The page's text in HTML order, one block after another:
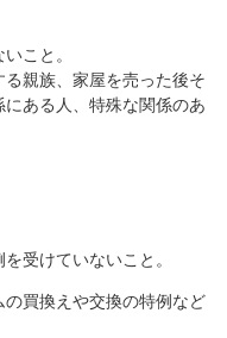
こと。
親族、家屋を売った後そ
ある人、特殊な関係のあ
受けていないこと。
の買換えや交換の特例など